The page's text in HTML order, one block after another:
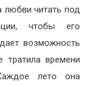
любви читать под
чтобы его
возможность
тратила времени
лето она